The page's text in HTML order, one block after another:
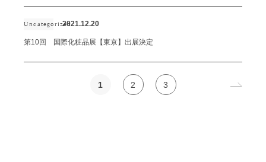
Uncategorized2021.12.20
第10回 国際化粧品展【東京】出展決定
1 2 3